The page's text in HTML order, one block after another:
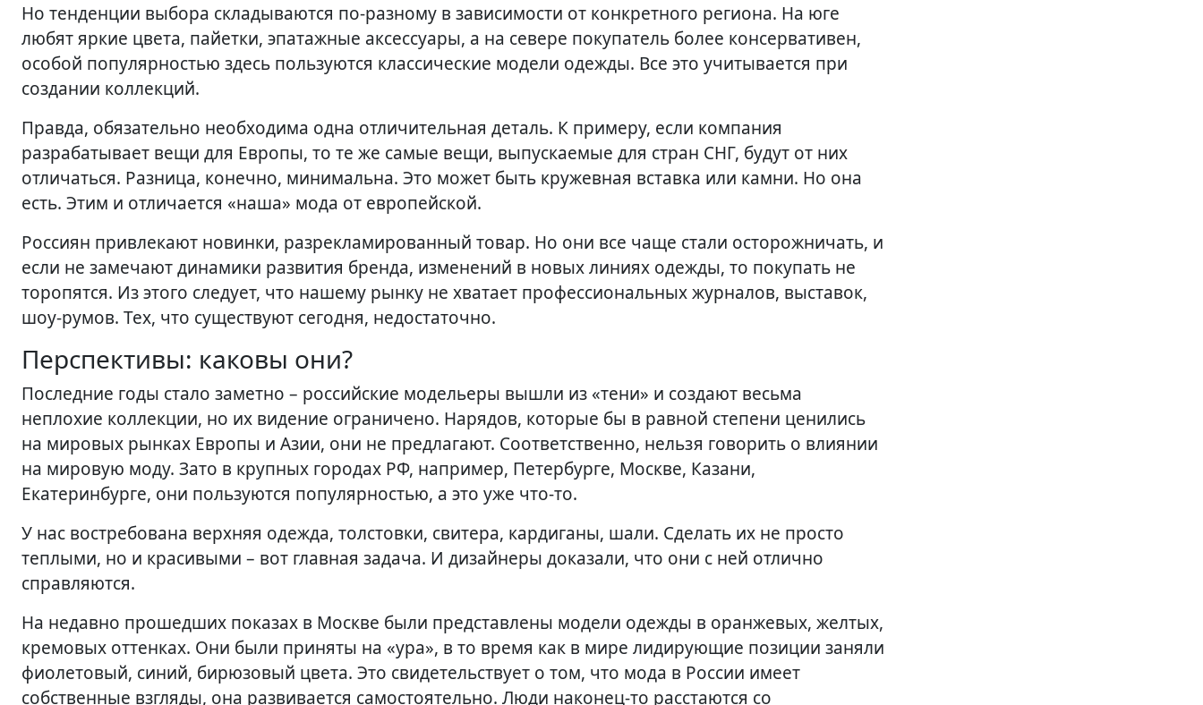
Но тенденции выбора складываются по-разному в зависимости от конкретного региона. На юге
любят яркие цвета, пайетки, эпатажные аксессуары, а на севере покупатель более консервативен,
особой популярностью здесь пользуются классические модели одежды. Все это учитывается при
создании коллекций.
Правда, обязательно необходима одна отличительная деталь. К примеру, если компания
разрабатывает вещи для Европы, то те же самые вещи, выпускаемые для стран СНГ, будут от них
отличаться. Разница, конечно, минимальна. Это может быть кружевная вставка или камни. Но она
есть. Этим и отличается «наша» мода от европейской.
Россиян привлекают новинки, разрекламированный товар. Но они все чаще стали осторожничать, и
если не замечают динамики развития бренда, изменений в новых линиях одежды, то покупать не
торопятся. Из этого следует, что нашему рынку не хватает профессиональных журналов, выставок,
шоу-румов. Тех, что существуют сегодня, недостаточно.
Перспективы: каковы они?
Последние годы стало заметно – российские модельеры вышли из «тени» и создают весьма
неплохие коллекции, но их видение ограничено. Нарядов, которые бы в равной степени ценились
на мировых рынках Европы и Азии, они не предлагают. Соответственно, нельзя говорить о влиянии
на мировую моду. Зато в крупных городах РФ, например, Петербурге, Москве, Казани,
Екатеринбурге, они пользуются популярностью, а это уже что-то.
У нас востребована верхняя одежда, толстовки, свитера, кардиганы, шали. Сделать их не просто
теплыми, но и красивыми – вот главная задача. И дизайнеры доказали, что они с ней отлично
справляются.
На недавно прошедших показах в Москве были представлены модели одежды в оранжевых, желтых,
кремовых оттенках. Они были приняты на «ура», в то время как в мире лидирующие позиции заняли
фиолетовый, синий, бирюзовый цвета. Это свидетельствует о том, что мода в России имеет
собственные взгляды, она развивается самостоятельно. Люди наконец-то расстаются со